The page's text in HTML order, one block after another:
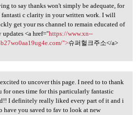
to say thanks won't
to say thanks won't simply be adequate, for
fantasti c clarity in your written work. I will
get your rss channel to remain educated of
updates <a href="https://www.xn--
">슈퍼헐크주소</a>
to uncover this
excited to uncover this page. I need to to thank
for ones time for this particularly fantastic
I definitely really liked every part of it and i
have you saved to fav to look at new